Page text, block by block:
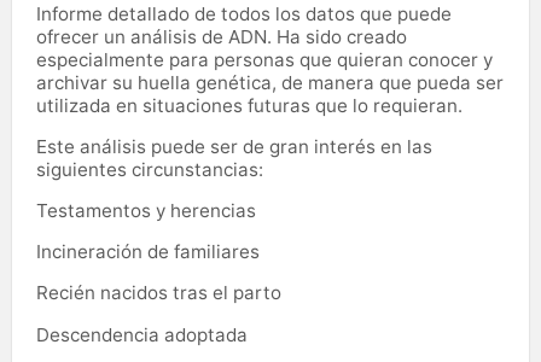
Informe detallado de todos los datos que puede
ofrecer un análisis de ADN. Ha sido creado
especialmente para personas que quieran conocer y
archivar su huella genética, de manera que pueda ser
utilizada en situaciones futuras que lo requieran.
Este análisis puede ser de gran interés en las
siguientes circunstancias:
Testamentos y herencias
Incineración de familiares
Recién nacidos tras el parto
Descendencia adoptada